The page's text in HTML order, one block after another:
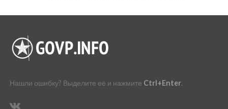
Нашли ошибку? Выделите её и нажмите Ctrl+Enter.